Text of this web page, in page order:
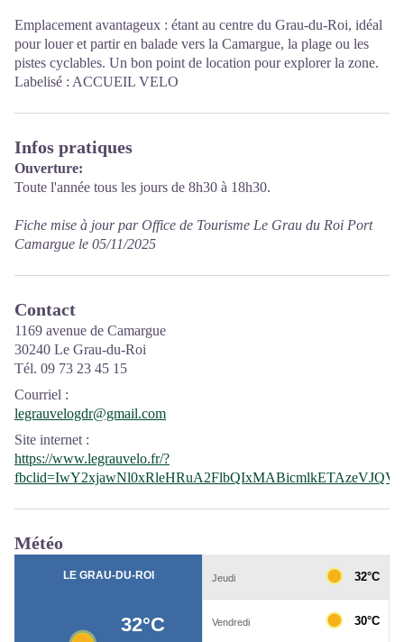
Emplacement avantageux : étant au centre du Grau-du-Roi, idéal
pour louer et partir en balade vers la Camargue, la plage ou les
pistes cyclables. Un bon point de location pour explorer la zone.
Labelisé : ACCUEIL VELO
Infos pratiques
Ouverture:
Toute l'année tous les jours de 8h30 à 18h30.
Fiche mise à jour par Office de Tourisme Le Grau du Roi Port
Camargue le 05/11/2025
Contact
1169 avenue de Camargue
30240 Le Grau-du-Roi
Tél. 09 73 23 45 15
Courriel :
legrauvelogdr@gmail.com
Site internet :
https://www.legrauvelo.fr/?
Météo